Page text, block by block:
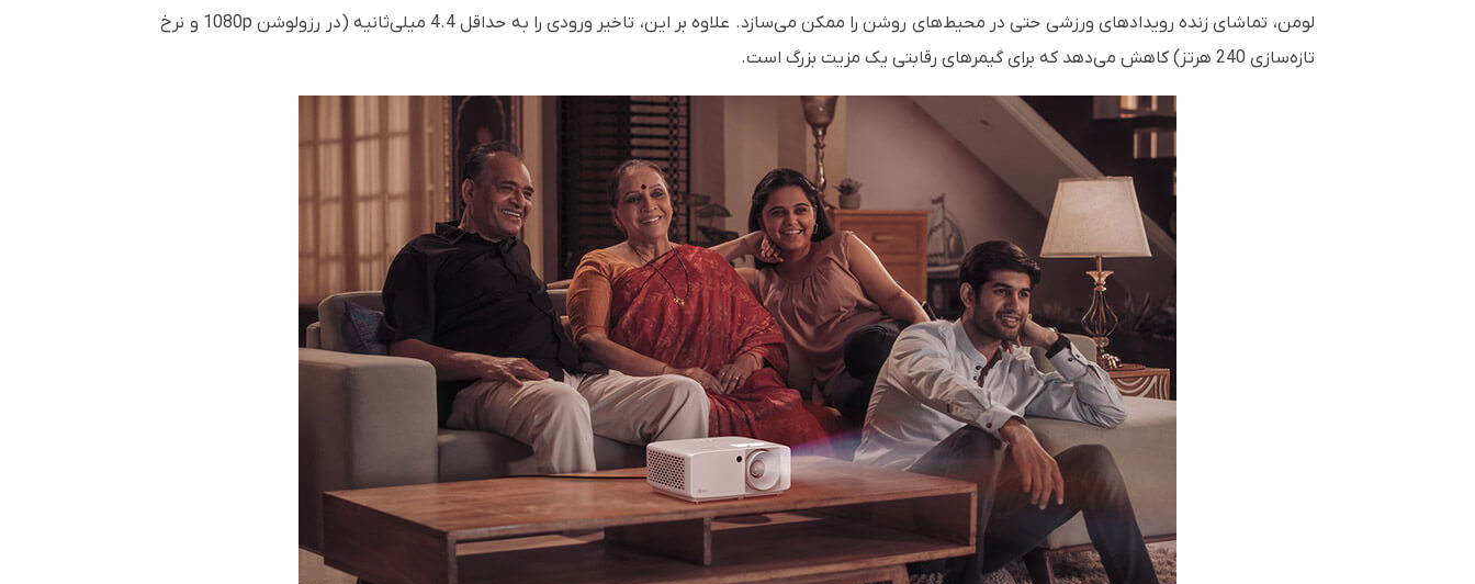
لومن، تماشای زنده رویدادهای ورزشی حتی در محیط‌های روشن را ممکن می‌سازد. علاوه بر این، تاخیر ورودی را به حداقل 4.4 میلی‌ثانیه (در رزولوشن 1080p و نرخ
تازه‌سازی 240 هرتز) کاهش می‌دهد که برای گیمرهای رقابتی یک مزیت بزرگ است.